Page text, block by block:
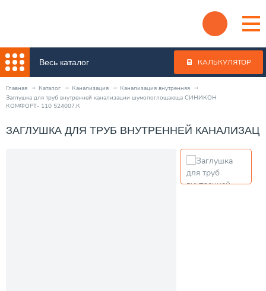
Весь каталог КАЛЬКУЛЯТОР
Главная Каталог Канализация
Канализация внутренняя
Заглушка для труб внутренней канализации шумопоглощающа СИНИКОН
КОМФОРТ- 110 524007.К
ЗАГЛУШКА ДЛЯ ТРУБ ВНУТРЕННЕЙ